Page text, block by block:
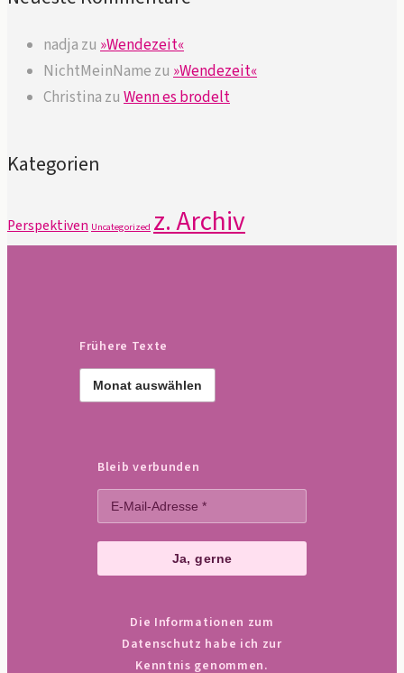
nadja zu »Wendezeit«
NichtMeinName zu »Wendezeit«
Christina zu Wenn es brodelt
Kategorien
Perspektiven Uncategorized z. Archiv
Frühere Texte
Frühere
Texte
Bleib verbunden
Die Informationen zum
Datenschutz habe ich zur
Kenntnis genommen.